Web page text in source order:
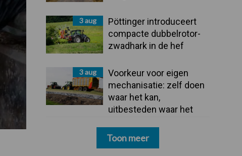
3 aug
Pöttinger introduceert
compacte dubbelrotor-
zwadhark in de hef
3 aug
Voorkeur voor eigen
mechanisatie: zelf doen
waar het kan,
uitbesteden waar het
Toon meer